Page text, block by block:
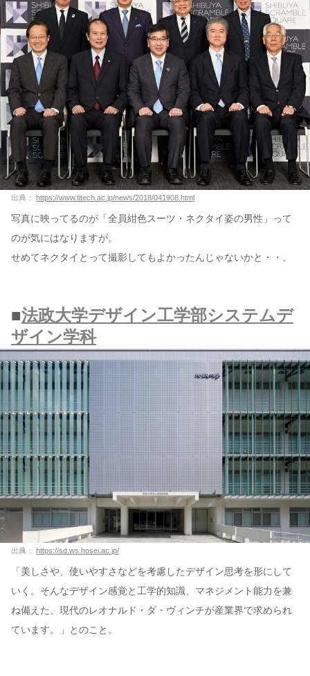
出典： https://www.titech.ac.jp/news/2018/041908.html
写真に映ってるのが「全員紺色スーツ・ネクタイ姿の男性」って
のが気にはなりますが。
せめてネクタイとって撮影してもよかったんじゃないかと・・。
■法政大学デザイン工学部システムデ
ザイン学科
出典： https://sd.ws.hosei.ac.jp/
「美しさや、使いやすさなどを考慮したデザイン思考を形にして
いく。そんなデザイン感覚と工学的知識、マネジメント能力を兼
ね備えた、現代のレオナルド・ダ・ヴィンチが産業界で求められ
ています。」とのこと。